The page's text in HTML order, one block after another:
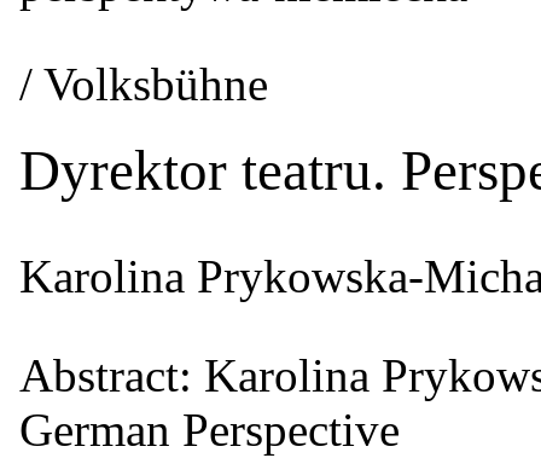
/ Volksbühne
Dyrektor teatru.
Karolina Prykowska-
Abstract: Karolina
German Perspective